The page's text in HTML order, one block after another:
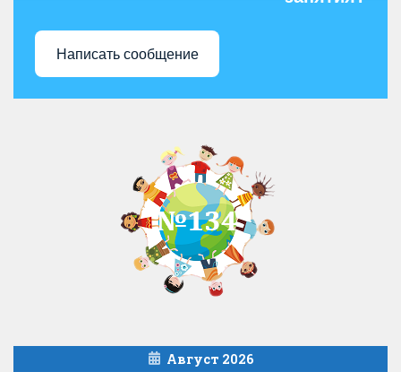
Написать сообщение
Август 2026